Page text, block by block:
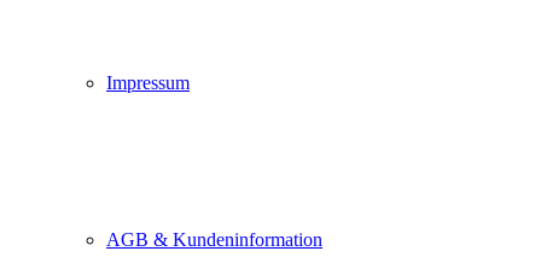
Impressum
AGB & Kundeninformation